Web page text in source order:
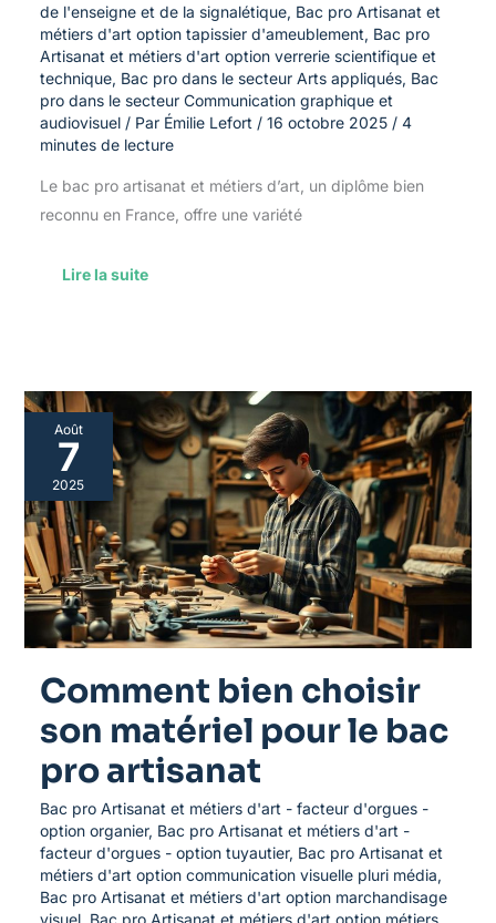
de l'enseigne et de la signalétique, Bac pro Artisanat et
métiers d'art option tapissier d'ameublement, Bac pro
Artisanat et métiers d'art option verrerie scientifique et
technique, Bac pro dans le secteur Arts appliqués, Bac
pro dans le secteur Communication graphique et
audiovisuel/ Par Émilie Lefort / 16 octobre 2025 / 4
minutes de lecture
Le bac pro artisanat et métiers d’art, un diplôme bien
reconnu en France, offre une variété
Lire la suite
Août
7
2025
Comment bien choisir
son matériel pour le bac
pro artisanat
Bac pro Artisanat et métiers d'art - facteur d'orgues -
option organier, Bac pro Artisanat et métiers d'art -
facteur d'orgues - option tuyautier, Bac pro Artisanat et
métiers d'art option communication visuelle pluri média,
Bac pro Artisanat et métiers d'art option marchandisage
visuel, Bac pro Artisanat et métiers d'art option métiers
Comment
bien
choisir
son
matériel
pour
le
bac
pro
artisanat